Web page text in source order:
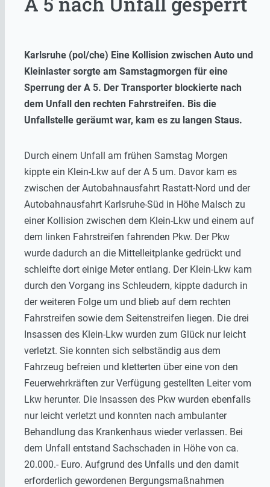
Karlsruhe (pol/che) Eine Kollision zwischen Auto und
Kleinlaster sorgte am Samstagmorgen für eine
Sperrung der A 5. Der Transporter blockierte nach
dem Unfall den rechten Fahrstreifen. Bis die
Unfallstelle geräumt war, kam es zu langen Staus.
Durch einem Unfall am frühen Samstag Morgen
kippte ein Klein-Lkw auf der A 5 um. Davor kam es
zwischen der Autobahnausfahrt Rastatt-Nord und der
Autobahnausfahrt Karlsruhe-Süd in Höhe Malsch zu
einer Kollision zwischen dem Klein-Lkw und einem auf
dem linken Fahrstreifen fahrenden Pkw. Der Pkw
wurde dadurch an die Mittelleitplanke gedrückt und
schleifte dort einige Meter entlang. Der Klein-Lkw kam
durch den Vorgang ins Schleudern, kippte dadurch in
der weiteren Folge um und blieb auf dem rechten
Fahrstreifen sowie dem Seitenstreifen liegen. Die drei
Insassen des Klein-Lkw wurden zum Glück nur leicht
verletzt. Sie konnten sich selbständig aus dem
Fahrzeug befreien und kletterten über eine von den
Feuerwehrkräften zur Verfügung gestellten Leiter vom
Lkw herunter. Die Insassen des Pkw wurden ebenfalls
nur leicht verletzt und konnten nach ambulanter
Behandlung das Krankenhaus wieder verlassen. Bei
dem Unfall entstand Sachschaden in Höhe von ca.
20.000.- Euro. Aufgrund des Unfalls und den damit
erforderlich gewordenen Bergungsmaßnahmen